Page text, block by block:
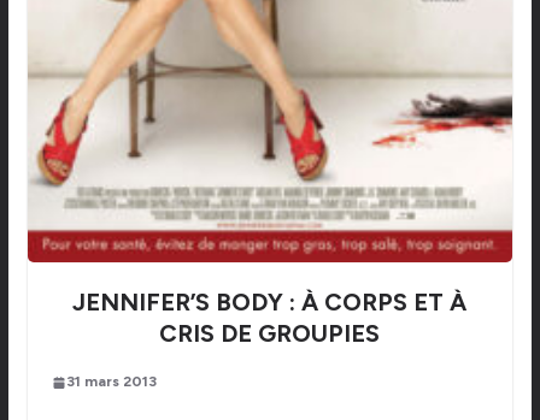
JENNIFER’S BODY : À CORPS ET À
CRIS DE GROUPIES
31 mars 2013